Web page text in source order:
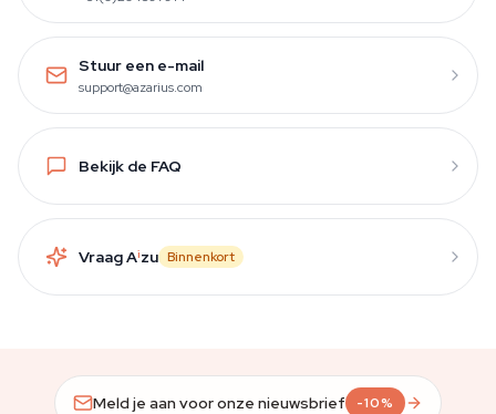
Stuur een e-mail
support@azarius.com
Bekijk de FAQ
Vraag Aizu Binnenkort
Meld je aan voor onze nieuwsbrief -10%